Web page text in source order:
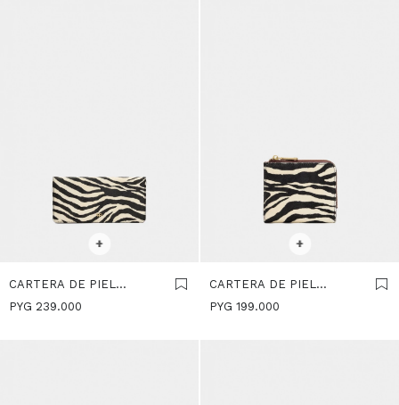
+
CARTERA DE PIEL
CONTRASTE L -
PYG 239.000
+
CARTERA DE PIEL
CONTRASTE S -
PYG 199.000